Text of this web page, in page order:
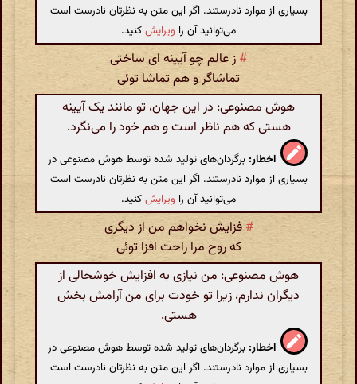
بسیاری از موارد نادرستند. اگر این متن به نظرتان نادرست است
می‌توانید آن را ویرایشکنید.
# ز عالم چو آیینه ای ساختی
تماشاگر و هم تماشا توئی
هوش مصنوعی: در این جهان، تو مانند یک آیینه
هستی که هم ناظر است و هم خود را می‌نگرد.
اخطار: برگردان‌های تولید شده توسط هوش مصنوعی در
بسیاری از موارد نادرستند. اگر این متن به نظرتان نادرست است
می‌توانید آن را ویرایشکنید.
#فزایش نخواهم من از دیگری
که روح مرا راحت افزا توئی
هوش مصنوعی: من نیازی به افزایش خوشحالی از
دیگران ندارم، زیرا تو خودت برای من آرامش بخش
هستی.
اخطار: برگردان‌های تولید شده توسط هوش مصنوعی در
بسیاری از موارد نادرستند. اگر این متن به نظرتان نادرست است